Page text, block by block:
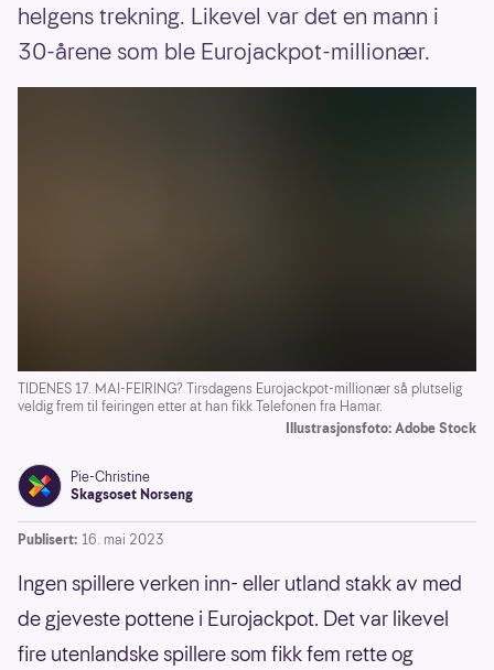
helgens trekning. Likevel var det en mann i
30-årene som ble Eurojackpot-millionær.
TIDENES 17. MAI-FEIRING? Tirsdagens Eurojackpot-millionær så plutselig
veldig frem til feiringen etter at han fikk Telefonen fra Hamar.
Illustrasjonsfoto: Adobe Stock
Pie-Christine
Skagsoset Norseng
Publisert: 16. mai 2023
Ingen spillere verken inn- eller utland stakk av med
de gjeveste pottene i Eurojackpot. Det var likevel
fire utenlandske spillere som fikk fem rette og